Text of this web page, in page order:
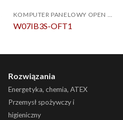
KOMPUTER PANELOWY OPEN FRAME
W07IB3S-OFT1
Rozwiązania
Energetyka, chemia, ATEX
Przemysł spożywczy i
higieniczny